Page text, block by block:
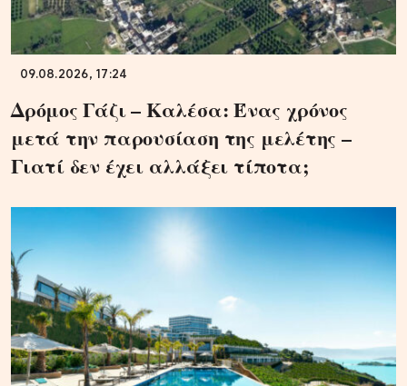
09.08.2026, 17:24
Δρόμος Γάζι – Καλέσα: Ένας χρόνος
μετά την παρουσίαση της μελέτης –
Γιατί δεν έχει αλλάξει τίποτα;